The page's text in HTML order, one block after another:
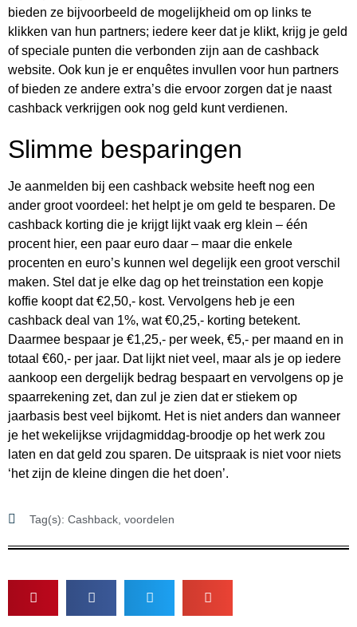
bieden ze bijvoorbeeld de mogelijkheid om op links te
klikken van hun partners; iedere keer dat je klikt, krijg je geld
of speciale punten die verbonden zijn aan de cashback
website. Ook kun je er enquêtes invullen voor hun partners
of bieden ze andere extra’s die ervoor zorgen dat je naast
cashback verkrijgen ook nog geld kunt verdienen.
Slimme besparingen
Je aanmelden bij een cashback website heeft nog een
ander groot voordeel: het helpt je om geld te besparen. De
cashback korting die je krijgt lijkt vaak erg klein – één
procent hier, een paar euro daar – maar die enkele
procenten en euro’s kunnen wel degelijk een groot verschil
maken. Stel dat je elke dag op het treinstation een kopje
koffie koopt dat €2,50,- kost. Vervolgens heb je een
cashback deal van 1%, wat €0,25,- korting betekent.
Daarmee bespaar je €1,25,- per week, €5,- per maand en in
totaal €60,- per jaar. Dat lijkt niet veel, maar als je op iedere
aankoop een dergelijk bedrag bespaart en vervolgens op je
spaarrekening zet, dan zul je zien dat er stiekem op
jaarbasis best veel bijkomt. Het is niet anders dan wanneer
je het wekelijkse vrijdagmiddag-broodje op het werk zou
laten en dat geld zou sparen. De uitspraak is niet voor niets
‘het zijn de kleine dingen die het doen’.
Tag(s): Cashback voordelen